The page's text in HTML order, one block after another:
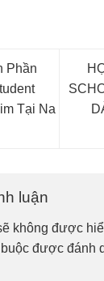
Phần
Tại Na
luận
không được
được đánh